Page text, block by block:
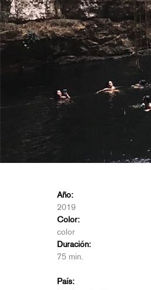
Año:
2019
Color:
color
Duración:
75 min.
País: